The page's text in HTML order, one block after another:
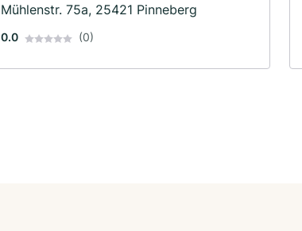
Mühlenstr. 75a, 25421 Pinneberg
0.0 (0)